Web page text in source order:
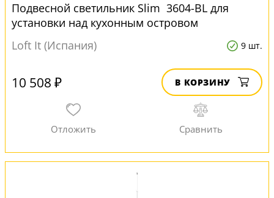
Подвесной светильник Slim 3604-BL для
установки над кухонным островом
Loft It (Испания)
9 шт.
10 508 ₽ В КОРЗИНУ